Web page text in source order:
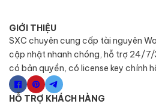
GIỚI THIỆU
SXC chuyên cung cấp tài nguyên
cập nhật nhanh chóng, hỗ trợ 24/7/
có bản quyền, có license key chính
HỖ TRỢ KHÁCH HÀNG